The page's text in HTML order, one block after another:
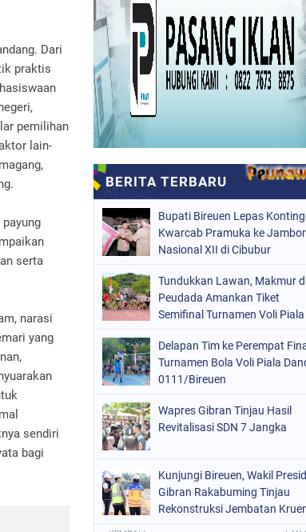
Dari
praktis
pemilihan
lain-
serta
narasi
yang
sendiri
bagi
Bupati Bireuen Lepas
Kwarcab Pramuka ke
Nasional XII di Cibubur
Tundukkan Lawan, Makmur
Peudada Amankan Tiket
Semifinal Turnamen Voli Piala
Delapan Tim ke Perempat
Turnamen Bola Voli Piala
0111/Bireuen
Wapres Gibran Tinjau Hasil
Revitalisasi SDN 7 Jangka
Kunjungi Bireuen, Wakil
Gibran Rakabuming Tinjau
Rekonstruksi Jembatan